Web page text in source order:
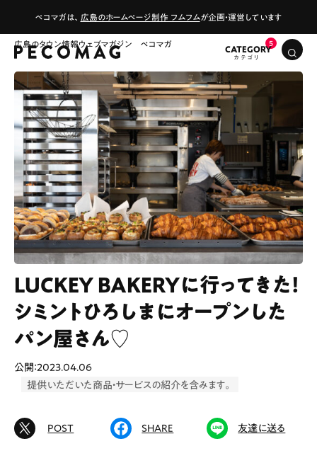
ペコマガは、 広島のホームページ制作 フムフムが企画・運営しています
広島のタウン情報ウェブマガジン ペコマガ
CATEGORY
# カフェ # ランチ # スイーツ
# 中区 # テイクアウト # パン
# コーヒー
LUCKEY BAKERYに行ってきた！
シミントひろしまにオープンした
パン屋さん♡
公開：2023.04.06
提供いただいた商品・サービスの紹介を含みます。
POST SHARE 友達に送る